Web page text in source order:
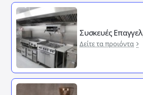
Συσκευές
Δείτε τα προιόντα